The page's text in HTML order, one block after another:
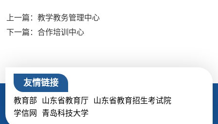
上一篇：教学教务管理中心
下一篇：合作培训中心
友情链接
教育部 山东省教育厅
山东省教育招生考试院
学信网
青岛科技大学